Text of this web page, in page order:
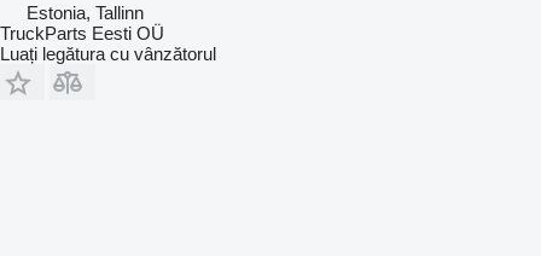
Estonia, Tallinn
TruckParts Eesti OÜ
Luați legătura cu vânzătorul